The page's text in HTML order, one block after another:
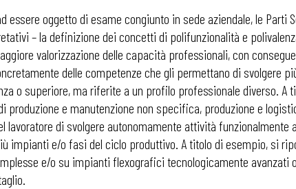
essere oggetto di esame congiunto in sede aziendale, le Parti
– la definizione dei concetti di polifunzionalità e
valorizzazione delle capacità professionali, con
delle competenze che gli permettano di svolgere
o superiore, ma riferite a un profilo professionale diverso. A
e manutenzione non specifica, produzione e
lavoratore di svolgere autonomamente attività
impianti e/o fasi del ciclo produttivo. A titolo di esempio, si
e/o su impianti flexografici tecnologicamente avanzati